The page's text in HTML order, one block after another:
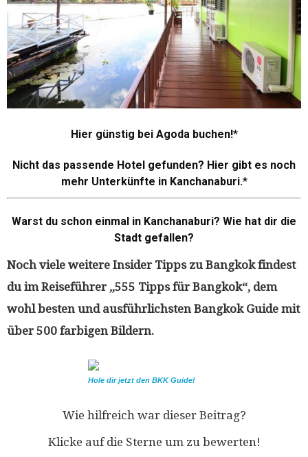
Hier günstig bei Agoda buchen!
Nicht das passende Hotel gefunden? Hier gibt es noch
mehr Unterkünfte in Kanchanaburi.
Warst du schon einmal in Kanchanaburi? Wie hat dir die
Stadt gefallen?
Noch viele weitere Insider Tipps zu Bangkok findest
du im Reiseführer „555 Tipps für Bangkok“, dem
wohl besten und ausführlichsten Bangkok Guide mit
über 500 farbigen Bildern.
Hole dir jetzt den BKK Guide!
Wie hilfreich war dieser Beitrag?
Klicke auf die Sterne um zu bewerten!